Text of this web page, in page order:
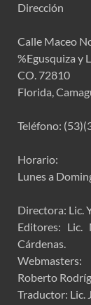
Dirección
Calle Maceo
%Egusquiza y
CO. 72810
Florida,
Teléfono:
Horario:
Lunes a
Directora: Lic.
Editores:
Cárdenas.
Roberto
Traductor: Lic.